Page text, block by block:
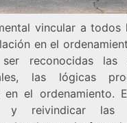
vincular a todos
en el
ser reconocidas las
las lógicas
en el ordenamiento.
y reivindicar las